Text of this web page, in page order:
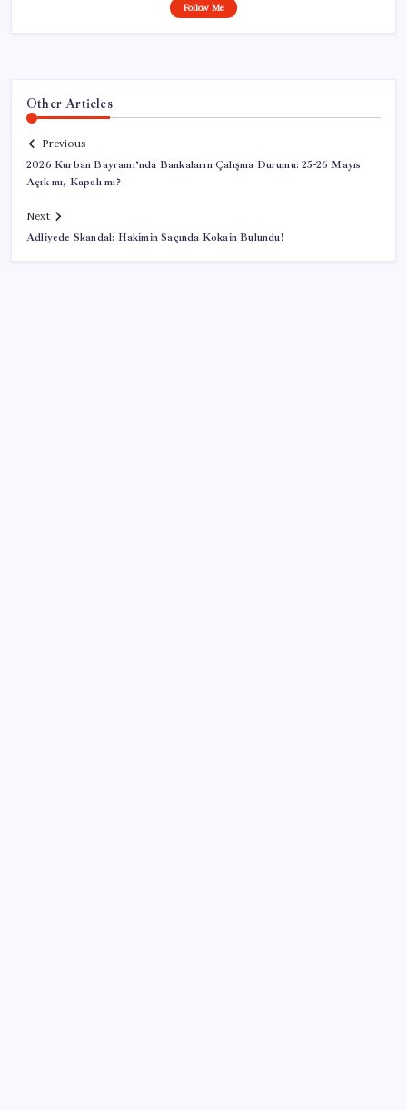
Follow Me
Other Articles
Previous
2026 Kurban Bayramı’nda Bankaların Çalışma Durumu: 25-26 Mayıs
Açık mı, Kapalı mı?
Next
Adliyede Skandal: Hakimin Saçında Kokain Bulundu!